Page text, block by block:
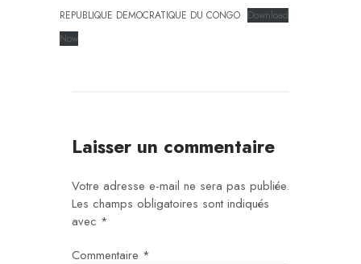
REPUBLIQUE DEMOCRATIQUE DU CONGO Download
Now
Laisser un commentaire
Votre adresse e-mail ne sera pas publiée.
Les champs obligatoires sont indiqués
avec *
Commentaire *